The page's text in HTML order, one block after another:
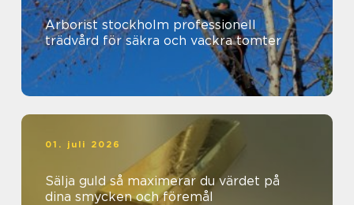
Arborist stockholm professionell
trädvård för säkra och vackra tomter
01. juli 2026
Sälja guld så maximerar du värdet på
dina smycken och föremål